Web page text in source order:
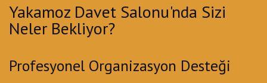
Yakamoz Davet Salonu'nda Sizi
Neler Bekliyor?
Profesyonel Organizasyon Desteği